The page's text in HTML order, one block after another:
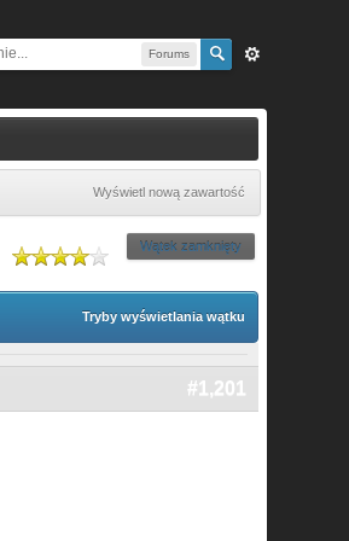
Forums
Wyświetl nową zawartość
Wątek zamknięty
Tryby wyświetlania wątku
#1,201